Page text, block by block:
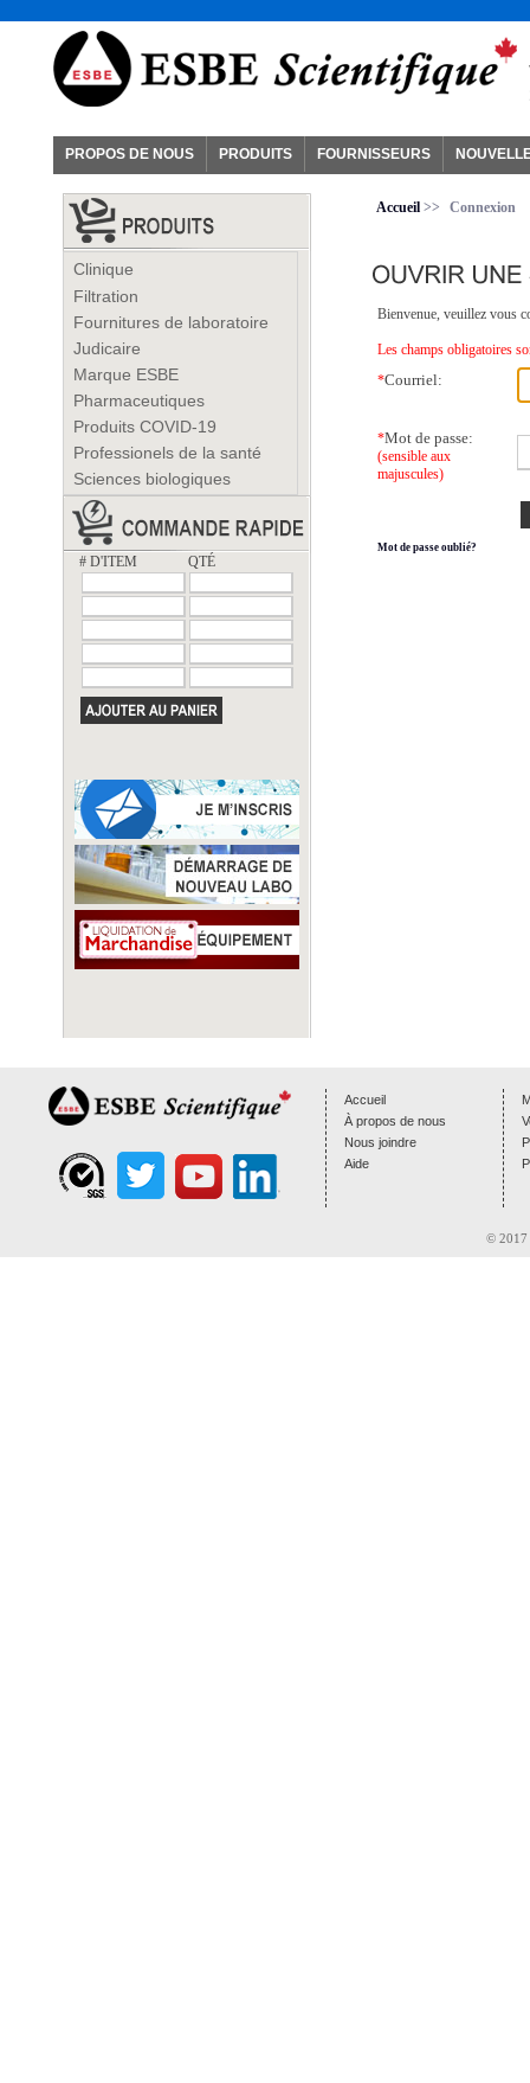
PROPOS DE NOUS PRODUITS FOURNISSEURS
Clinique
Filtration
Fournitures de laboratoire
Judicaire
Marque ESBE
Pharmaceutiques
Produits COVID-19
Professionels de la santé
Sciences biologiques
# D'ITEM QTÉ
Accueil >> Connexion
Bienvenue, veuillez vous
Les champs obligatoires
*Courriel:
*Mot de passe:
(sensible aux
majuscules)
Mot de passe oublié?
Accueil
À propos de nous
Nous joindre
Aide
© 2017